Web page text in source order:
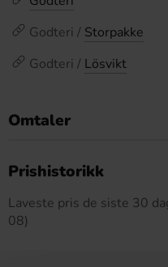
Godteri / Storpakke
Godteri / Lösvikt
Omtaler
Prishistorikk
Laveste pris de siste 30
08)